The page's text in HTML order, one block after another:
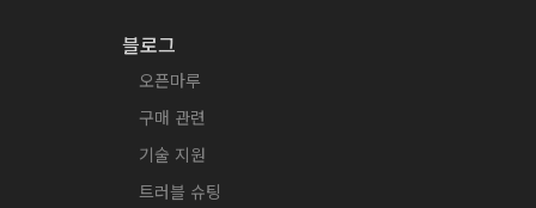
블로그
오픈마루
구매 관련
기술 지원
트러블 슈팅